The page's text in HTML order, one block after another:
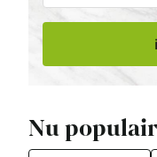
Nu populair